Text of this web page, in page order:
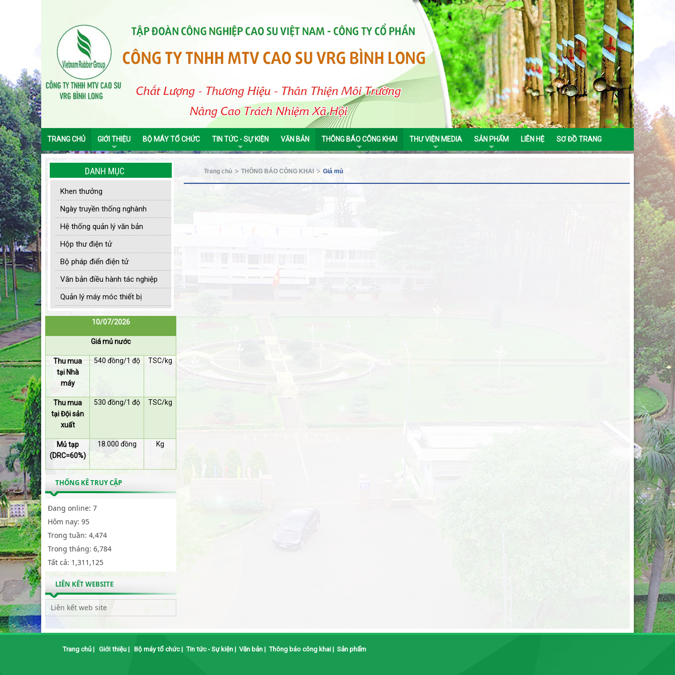
TRANG CHỦ GIỚI THIỆU BỘ MÁY TỔ CHỨC TIN TỨC - SỰ KIỆN VĂN BẢN THÔNG BÁO CÔNG KHAI THƯ VIỆN MEDIA SẢN PHẨM LIÊN HỆ SƠ ĐỒ TRANG
DANH MỤC
Khen thưởng
Ngày truyền thống nghành
Hệ thống quản lý văn bản
Hộp thư điện tử
Bộ pháp điển điện tử
Văn bản điều hành tác nghiệp
Quản lý máy móc thiết bị
10/07/2026
Giá mủ nước
Thu mua
tại Nhà
máy
540 đồng/1 độ TSC/kg
Thu mua
tại Đội sản
xuất
530 đồng/1 độ TSC/kg
Mủ tạp
(DRC=60%)
18.000 đồng Kg
THỐNG KÊ TRUY CẬP
Đang online: 7
Hôm nay: 95
Trong tuần: 4,474
Trong tháng: 6,784
Tất cả: 1,311,125
LIÊN KẾT WEBSITE
Trang chủ THÔNG BÁO CÔNG KHAI Giá mủ
Trang chủ| Giới thiệu| Bộ máy tổ chức| Tin tức - Sự kiện| Văn bản| Thông báo công khai| Sản phẩm